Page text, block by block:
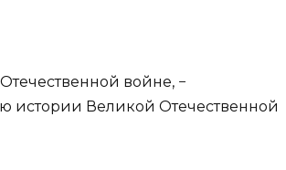
войне, −
истории Великой Отечественной